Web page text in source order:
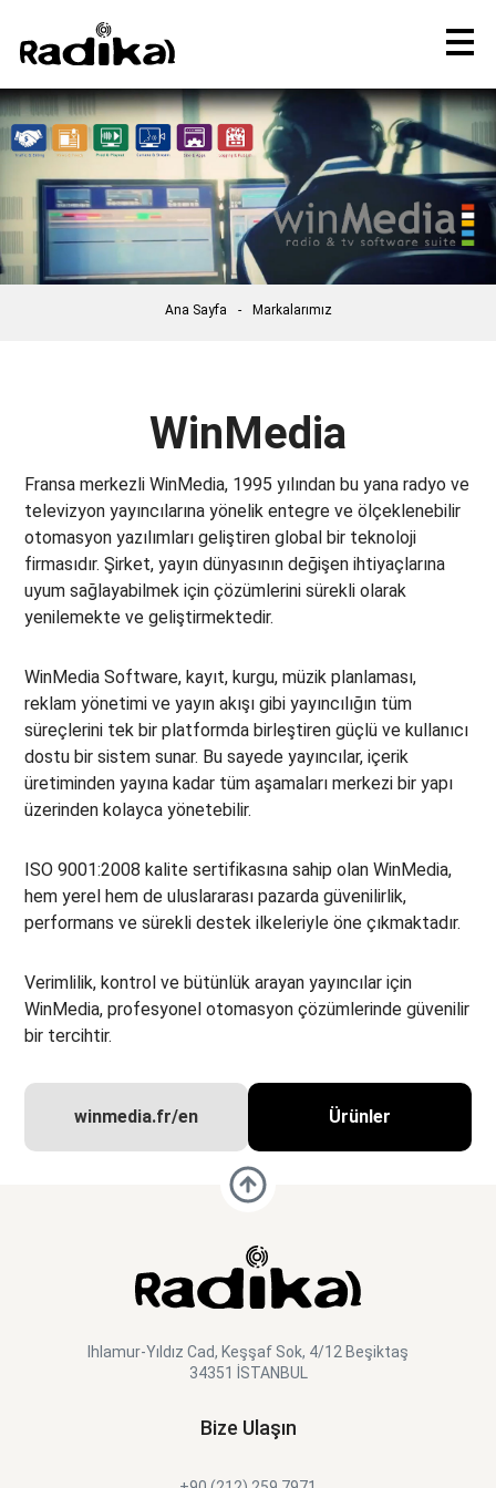
Ana Sayfa Markalarımız
WinMedia
Fransa merkezli WinMedia, 1995 yılından bu yana radyo ve
televizyon yayıncılarına yönelik entegre ve ölçeklenebilir
otomasyon yazılımları geliştiren global bir teknoloji
firmasıdır. Şirket, yayın dünyasının değişen ihtiyaçlarına
uyum sağlayabilmek için çözümlerini sürekli olarak
yenilemekte ve geliştirmektedir.
WinMedia Software, kayıt, kurgu, müzik planlaması,
reklam yönetimi ve yayın akışı gibi yayıncılığın tüm
süreçlerini tek bir platformda birleştiren güçlü ve kullanıcı
dostu bir sistem sunar. Bu sayede yayıncılar, içerik
üretiminden yayına kadar tüm aşamaları merkezi bir yapı
üzerinden kolayca yönetebilir.
ISO 9001:2008 kalite sertifikasına sahip olan WinMedia,
hem yerel hem de uluslararası pazarda güvenilirlik,
performans ve sürekli destek ilkeleriyle öne çıkmaktadır.
Verimlilik, kontrol ve bütünlük arayan yayıncılar için
WinMedia, profesyonel otomasyon çözümlerinde güvenilir
bir tercihtir.
winmedia.fr/en Ürünler
Ihlamur-Yıldız Cad, Keşşaf Sok, 4/12 Beşiktaş
34351 İSTANBUL
Bize Ulaşın